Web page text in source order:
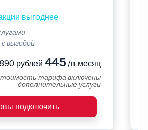
выгоднее
выгодой
рублей445 /в месяц
тарифа включены
дополнительные услуги
подключить